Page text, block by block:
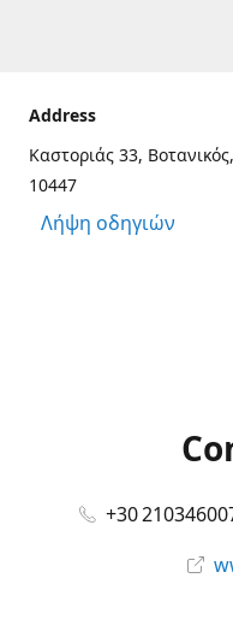
Address
Καστοριάς 33, Βοτανικός,
10447
Λήψη οδηγιών
+30